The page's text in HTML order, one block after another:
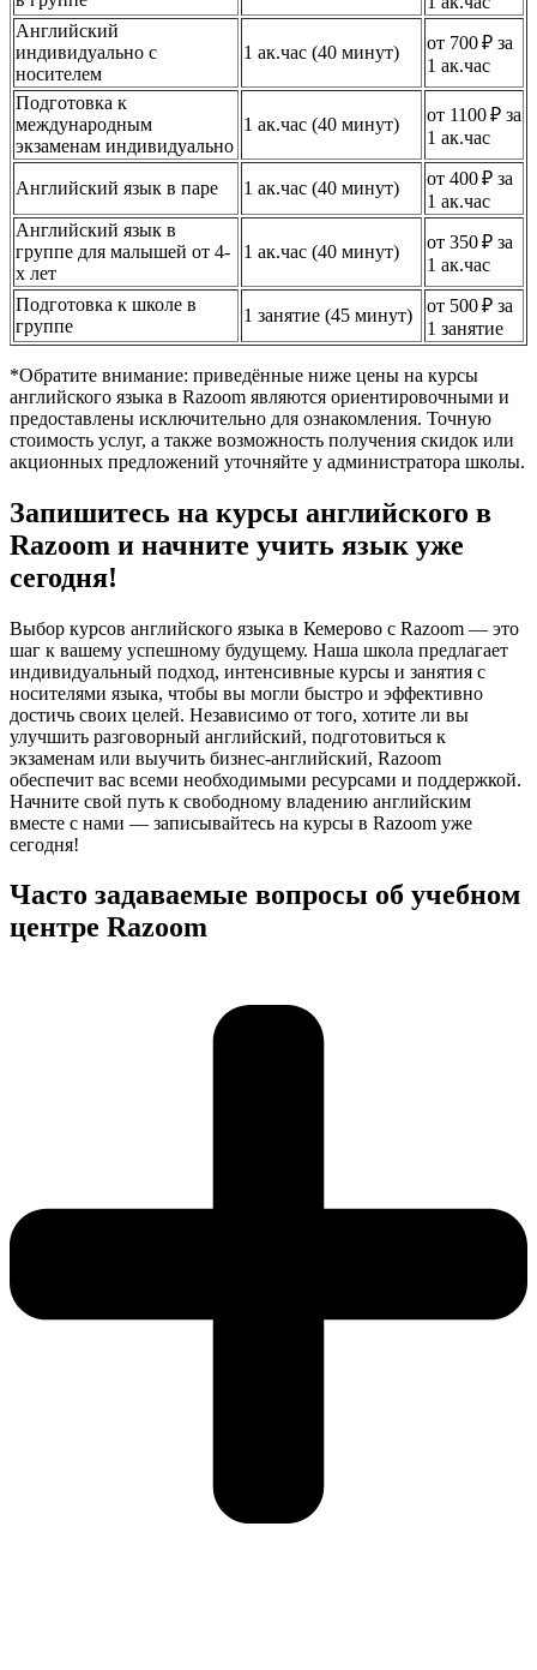
Английский
индивидуально с
носителем
1 ак.час (40 минут)
от 700 ₽ за
1 ак.час
Подготовка к
международным
экзаменам индивидуально
1 ак.час (40 минут)
от 1100 ₽ за
1 ак.час
Английский язык в паре 1 ак.час (40 минут)
от 400 ₽ за
1 ак.час
Английский язык в
группе для малышей от 4-
х лет
1 ак.час (40 минут)
от 350 ₽ за
1 ак.час
Подготовка к школе в
группе
1 занятие (45 минут)
от 500 ₽ за
1 занятие
*Обратите внимание: приведённые ниже цены на курсы
английского языка в Razoom являются ориентировочными и
предоставлены исключительно для ознакомления. Точную
стоимость услуг, а также возможность получения скидок или
акционных предложений уточняйте у администратора школы.
Запишитесь на курсы английского в
Razoom и начните учить язык уже
сегодня!
Выбор курсов английского языка в Кемерово с Razoom — это
шаг к вашему успешному будущему. Наша школа предлагает
индивидуальный подход, интенсивные курсы и занятия с
носителями языка, чтобы вы могли быстро и эффективно
достичь своих целей. Независимо от того, хотите ли вы
улучшить разговорный английский, подготовиться к
экзаменам или выучить бизнес-английский, Razoom
обеспечит вас всеми необходимыми ресурсами и поддержкой.
Начните свой путь к свободному владению английским
вместе с нами — записывайтесь на курсы в Razoom уже
сегодня!
Часто задаваемые вопросы об учебном
центре Razoom